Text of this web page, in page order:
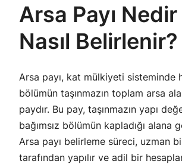
Arsa Payı
Nasıl Belirlenir?
Arsa payı, kat mülkiyeti sisteminde
bölümün taşınmazın toplam arsa
paydır. Bu pay, taşınmazın yapı
bağımsız bölümün kapladığı alana
Arsa payı belirleme süreci, uzman
tarafından yapılır ve adil bir